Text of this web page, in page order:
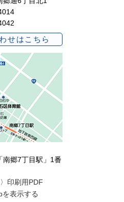
せはこちら
南郷7丁目駅」1番
〉印刷用PDF
表示する